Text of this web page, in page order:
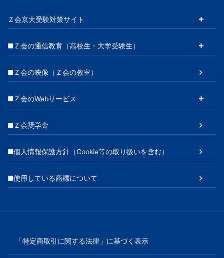
Ｚ会京大受験対策サイト
■Ｚ会の通信教育（高校生・大学受験生）
■Ｚ会の映像（Ｚ会の教室）
■Ｚ会のWebサービス
■Ｚ会奨学金
■個人情報保護方針（Cookie等の取り扱いを含む）
■使用している商標について
「特定商取引に関する法律」に基づく表示